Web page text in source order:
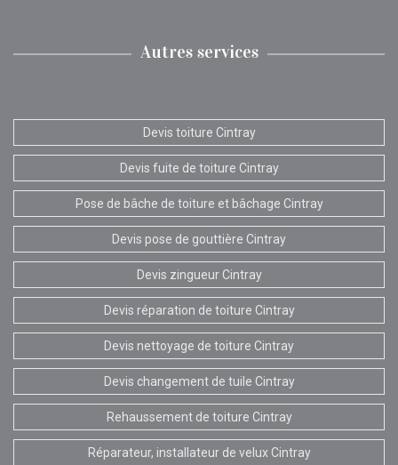
Autres services
Devis toiture Cintray
Devis fuite de toiture Cintray
Pose de bâche de toiture et bâchage Cintray
Devis pose de gouttière Cintray
Devis zingueur Cintray
Devis réparation de toiture Cintray
Devis nettoyage de toiture Cintray
Devis changement de tuile Cintray
Rehaussement de toiture Cintray
Réparateur, installateur de velux Cintray